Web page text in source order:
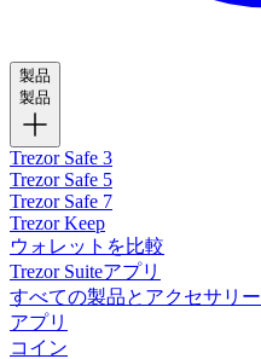
製品
製品
Trezor Safe 3
Trezor Safe 5
Trezor Safe 7
Trezor Keep
ウォレットを比較
Trezor Suiteアプリ
すべての製品とアクセサリー
アプリ
コイン